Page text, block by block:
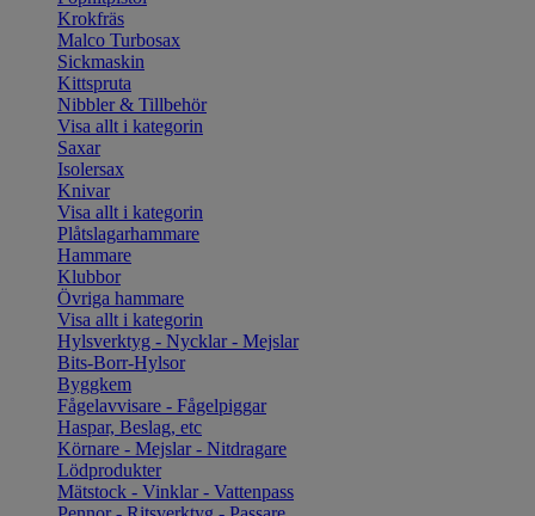
Krokfräs
Malco Turbosax
Sickmaskin
Kittspruta
Nibbler & Tillbehör
Visa allt i kategorin
Saxar
Isolersax
Knivar
Visa allt i kategorin
Plåtslagarhammare
Hammare
Klubbor
Övriga hammare
Visa allt i kategorin
Hylsverktyg - Nycklar - Mejslar
Bits-Borr-Hylsor
Byggkem
Fågelavvisare - Fågelpiggar
Haspar, Beslag, etc
Körnare - Mejslar - Nitdragare
Lödprodukter
Mätstock - Vinklar - Vattenpass